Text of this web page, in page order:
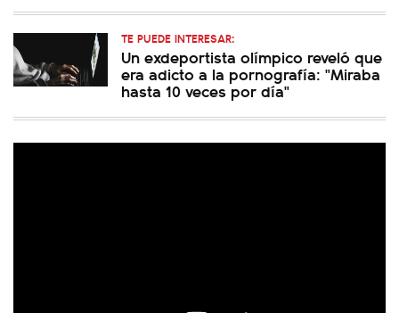
TE PUEDE INTERESAR:
Un exdeportista olímpico reveló que
era adicto a la pornografía: "Miraba
hasta 10 veces por día"